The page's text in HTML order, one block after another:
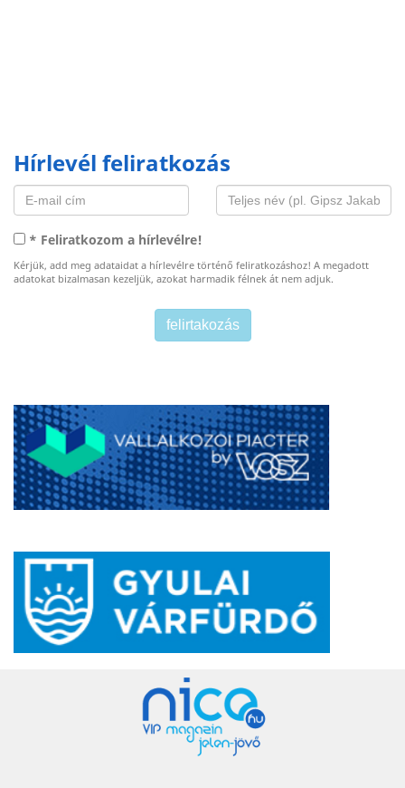
Hírlevél feliratkozás
* Feliratkozom a hírlevélre!
Kérjük, add meg adataidat a hírlevélre történő feliratkozáshoz! A megadott
adatokat bizalmasan kezeljük, azokat harmadik félnek át nem adjuk.